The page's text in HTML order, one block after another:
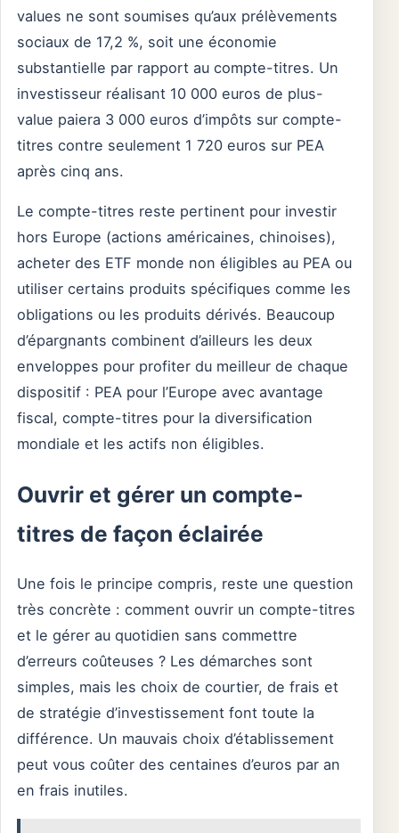
values ne sont soumises qu’aux prélèvements
sociaux de 17,2 %, soit une économie
substantielle par rapport au compte-titres. Un
investisseur réalisant 10 000 euros de plus-
value paiera 3 000 euros d’impôts sur compte-
titres contre seulement 1 720 euros sur PEA
après cinq ans.
Le compte-titres reste pertinent pour investir
hors Europe (actions américaines, chinoises),
acheter des ETF monde non éligibles au PEA ou
utiliser certains produits spécifiques comme les
obligations ou les produits dérivés. Beaucoup
d’épargnants combinent d’ailleurs les deux
enveloppes pour profiter du meilleur de chaque
dispositif : PEA pour l’Europe avec avantage
fiscal, compte-titres pour la diversification
mondiale et les actifs non éligibles.
Ouvrir et gérer un compte-
titres de façon éclairée
Une fois le principe compris, reste une question
très concrète : comment ouvrir un compte-titres
et le gérer au quotidien sans commettre
d’erreurs coûteuses ? Les démarches sont
simples, mais les choix de courtier, de frais et
de stratégie d’investissement font toute la
différence. Un mauvais choix d’établissement
peut vous coûter des centaines d’euros par an
en frais inutiles.